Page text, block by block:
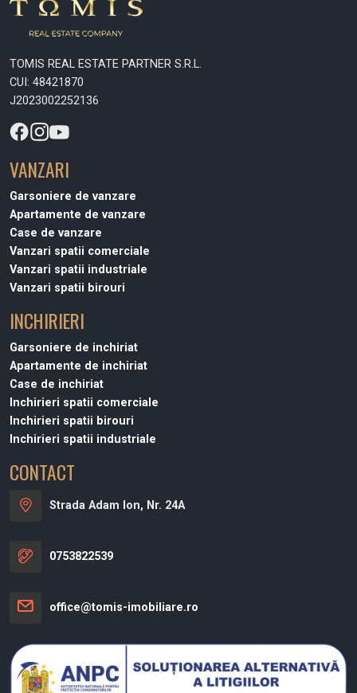
TOMIS REAL ESTATE PARTNER S.R.L.
CUI: 48421870
J2023002252136
VANZARI
Garsoniere de vanzare
Apartamente de vanzare
Case de vanzare
Vanzari spatii comerciale
Vanzari spatii industriale
Vanzari spatii birouri
INCHIRIERI
Garsoniere de inchiriat
Apartamente de inchiriat
Case de inchiriat
Inchirieri spatii comerciale
Inchirieri spatii birouri
Inchirieri spatii industriale
CONTACT
Strada Adam Ion, Nr. 24A
0753822539
office@tomis-imobiliare.ro